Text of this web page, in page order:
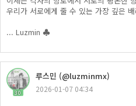
우리가 서로에게 줄 수 있는 가장 깊은
... Luzmin ♣
30
루스민 (@luzminmx)
2026-01-07 04:34